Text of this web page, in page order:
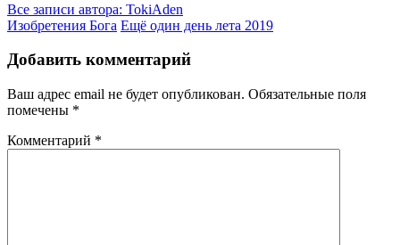
Все записи автора: TokiAden
Изобретения Бога Ещё один день лета 2019
Добавить комментарий
Ваш адрес email не будет опубликован. Обязательные поля
помечены *
Комментарий *